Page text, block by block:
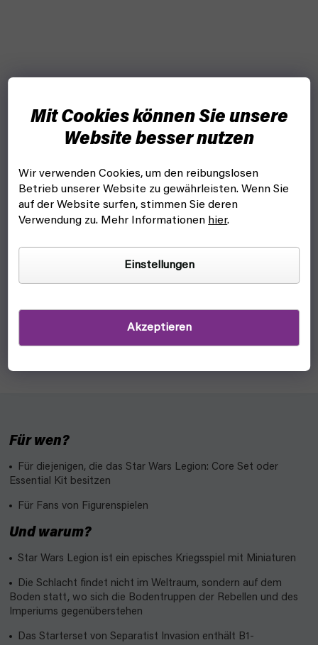
Mit Cookies können Sie unsere
Website besser nutzen
Wir verwenden Cookies, um den reibungslosen
Betrieb unserer Website zu gewährleisten. Wenn Sie
auf der Website surfen, stimmen Sie deren
Verwendung zu. Mehr Informationen hier.
Einstellungen
Akzeptieren
Expansion - EN (FFG)
Miniaturen von Mandalorian Din Djarin & Grogu für
Figurenspiel Star Wars Legion.
Für wen?
Für diejenigen, die das Star Wars Legion: Core Set oder
Essential Kit besitzen
Für Fans von Figurenspielen
Und warum?
Star Wars Legion ist ein episches Kriegsspiel mit Miniaturen
Die Schlacht findet nicht im Weltraum, sondern auf dem
Boden statt, wo sich die Bodentruppen der Rebellen und des
Imperiums gegenüberstehen
Das Starterset von Separatist Invasion enthält B1-